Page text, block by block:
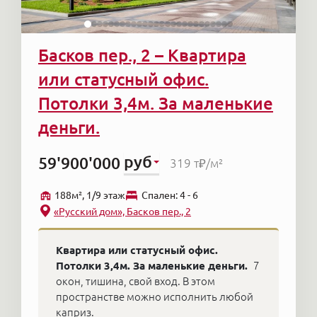
Поэтому многие не рискуют инвестировать в
строящиеся дома, а выбирают вторичку как
надежный вариант вложений.
Защита от рисков — первый в списке плюс
покупки жилья высокого класса на вторичном
рынке. Но есть и другие аргументы в пользу
в центральных локациях Петербурга
остается все меньше мест для
новостроек, что повышает и без того
вторички;
предложений достаточно, чтобы
выбрать достойное жилье как для
одного человека, так и для большой
Басков пер., 2 – Квартира
или статусный офис.
Потолки 3,4м. За маленькие
деньги.
59'900'000 руб 319 т₽/м²
188м², 1/9 этаж
Cпален: 4 - 6
«Русский дом», Басков пер., 2
Квартира или статусный офис.
Потолки 3,4м. За маленькие деньги. 7
окон, тишина, свой вход. В этом
пространстве можно исполнить любой
каприз.